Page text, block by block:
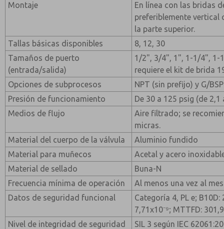
Montaje
En línea con las bridas
preferiblemente vertical
la parte superior.
Tallas básicas disponibles
8, 12, 30
Tamaños de puerto
(entrada/salida)
1/2", 3/4", 1", 1-1/4", 1-
requiere el kit de brida
Opciones de subprocesos
NPT (sin prefijo) y G/
Presión de funcionamiento
De 30 a 125 psig (de 2,1
Medios de flujo
Aire filtrado; se
micras.
Material del cuerpo de la válvula
Aluminio fundido
Material para muñecos
Acetal y acero
Material de sellado
Buna-N
Frecuencia mínima de operación
Al menos una vez al mes
Datos de seguridad funcional
Categoría 4, PL e; B10D:
7,71x10⁻⁹; MTTFD:
Nivel de integridad de seguridad
SIL 3 según IEC